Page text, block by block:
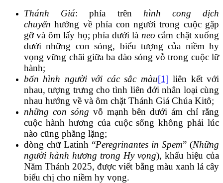
Thánh Giá: phía trên hình cong dịch
chuyển hướng về phía con người trong cuộc gặp
gỡ và ôm lấy họ; phía dưới là neo cắm chặt xuống
dưới những con sóng, biểu tượng của niềm hy
vọng vững chãi giữa ba đào sóng vỗ trong cuộc lữ
hành;
bốn hình người với các sắc màu[1] liên kết với
nhau, tượng trưng cho tình liên đới nhân loại cùng
nhau hướng về và ôm chặt Thánh Giá Chúa Kitô;
những con sóng vỗ mạnh bên dưới ám chỉ rằng
cuộc hành hương của cuộc sống không phải lúc
nào cũng phẳng lặng;
dòng chữ Latinh “Peregrinantes in Spem” (Những
người hành hương trong Hy vọng), khẩu hiệu của
Năm Thánh 2025, được viết bằng màu xanh lá cây
biểu chị cho niềm hy vọng.